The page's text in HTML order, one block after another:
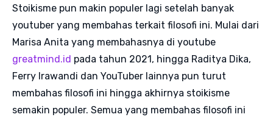
Stoikisme pun makin populer lagi setelah banyak
youtuber yang membahas terkait filosofi ini. Mulai dari
Marisa Anita yang membahasnya di youtube
greatmind.id pada tahun 2021, hingga Raditya Dika,
Ferry Irawandi dan YouTuber lainnya pun turut
membahas filosofi ini hingga akhirnya stoikisme
semakin populer. Semua yang membahas filosofi ini